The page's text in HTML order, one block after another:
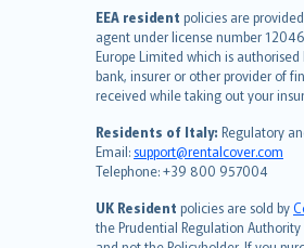
EEA resident policies are
agent under license number
Europe Limited which is
bank, insurer or other provider of
received while taking out your
Residents of Italy: Regulatory
Email: support@rentalcover.com
Telephone: +39 800 957004
UK Resident policies are sold by
the Prudential Regulation
English (UK)
English (US)
Deutsch
français
Nederlands
español
italiano
简体中文
繁體中文